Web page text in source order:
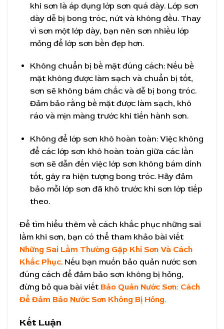
khi sơn là áp dụng lớp sơn quá dày. Lớp sơn
dày dễ bị bong tróc, nứt và không đều. Thay
vì sơn một lớp dày, bạn nên sơn nhiều lớp
mỏng để lớp sơn bền đẹp hơn.
Không chuẩn bị bề mặt đúng cách: Nếu bề
mặt không được làm sạch và chuẩn bị tốt,
sơn sẽ không bám chắc và dễ bị bong tróc.
Đảm bảo rằng bề mặt được làm sạch, khô
ráo và mịn màng trước khi tiến hành sơn.
Không để lớp sơn khô hoàn toàn: Việc không
để các lớp sơn khô hoàn toàn giữa các lần
sơn sẽ dẫn đến việc lớp sơn không bám dính
tốt, gây ra hiện tượng bong tróc. Hãy đảm
bảo mỗi lớp sơn đã khô trước khi sơn lớp tiếp
theo.
Để tìm hiểu thêm về cách khắc phục những sai
lầm khi sơn, bạn có thể tham khảo bài viết
Những Sai Lầm Thường Gặp Khi Sơn Và Cách
Khắc Phục. Nếu bạn muốn bảo quản nước sơn
đúng cách để đảm bảo sơn không bị hỏng,
đừng bỏ qua bài viết Bảo Quản Nước Sơn: Cách
Để Đảm Bảo Nước Sơn Không Bị Hỏng.
Kết Luận